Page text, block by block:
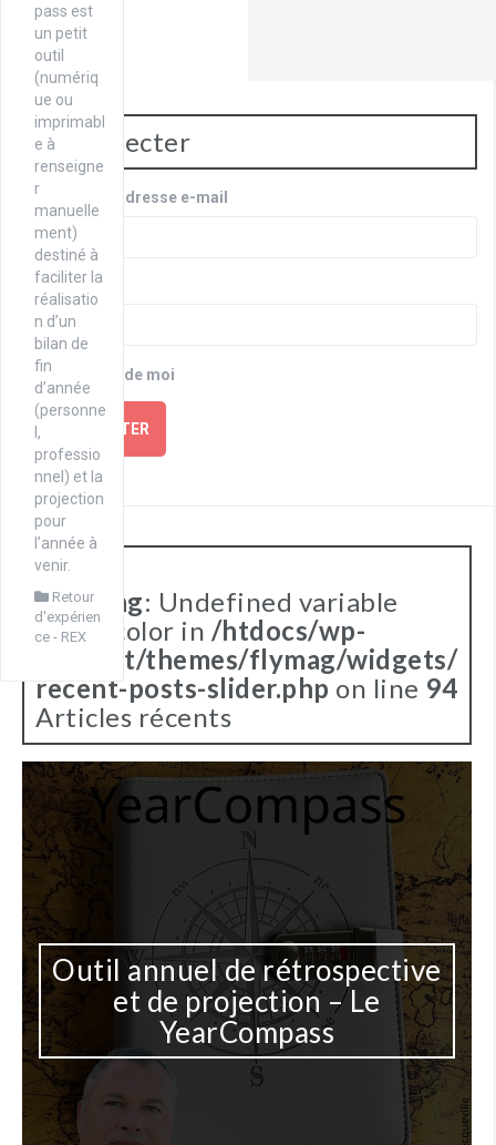
pass est
un petit
outil
(numériq
ue ou
imprimabl
e à
renseigne
r
manuelle
ment)
destiné à
faciliter la
réalisatio
n d’un
bilan de
fin
d’année
(personne
l,
professio
nnel) et la
projection
pour
l’année à
venir.
Retour
d'expérien
ce - REX
Se connecter
Identifiant ou adresse e-mail
Mot de passe
Se souvenir de moi
SE CONNECTER
Warning: Undefined variable
$text_color in /htdocs/wp-
content/themes/flymag/widgets/
recent-posts-slider.php on line 94
Articles récents
Outil annuel de rétrospective
et de projection – Le
YearCompass